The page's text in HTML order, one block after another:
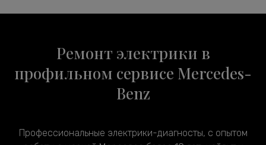
Ремонт электрики в
профильном сервисе Mercedes-
Benz
Профессиональные электрики-диагносты, с опытом